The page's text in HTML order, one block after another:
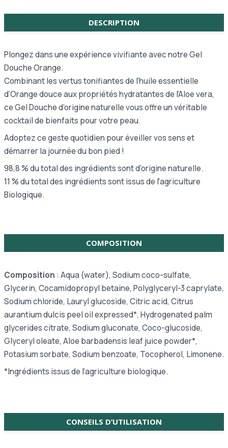
DESCRIPTION
Plongez dans une expérience vivifiante avec notre Gel
Douche Orange.
Combinant les vertus tonifiantes de l’huile essentielle
d’Orange douce aux propriétés hydratantes de l’Aloe vera,
ce Gel Douche d’origine naturelle vous offre un véritable
cocktail de bienfaits pour votre peau.
Adoptez ce geste quotidien pour éveiller vos sens et
démarrer la journée du bon pied !
98,8 % du total des ingrédients sont d'origine naturelle.
11 % du total des ingrédients sont issus de l'agriculture
Biologique.
COMPOSITION
Composition : Aqua (water), Sodium coco-sulfate,
Glycerin, Cocamidopropyl betaine, Polyglyceryl-3 caprylate,
Sodium chloride, Lauryl glucoside, Citric acid, Citrus
aurantium dulcis peel oil expressed*, Hydrogenated palm
glycerides citrate, Sodium gluconate, Coco-glucoside,
Glyceryl oleate, Aloe barbadensis leaf juice powder*,
Potasium sorbate, Sodium benzoate, Tocopherol, Limonene.
*Ingrédients issus de l’agriculture biologique.
CONSEILS D’UTILISATION